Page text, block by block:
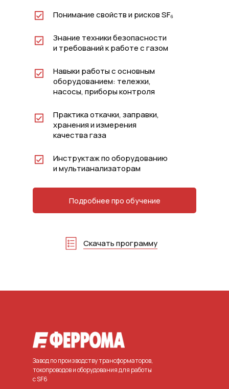
Понимание свойств и рисков SF₆
Знание техники безопасности
и требований к работе с газом
Практика откачки, заправки,
хранения и измерения
качества газа
Инструктаж по оборудованию
и мультианализаторам
Навыки работы с основным
оборудованием: тележки,
насосы, приборы контроля
Подробнее про обучение
Скачать программу
Завод по производству трансформаторов,
токопроводов и оборудования для работы
с SF6